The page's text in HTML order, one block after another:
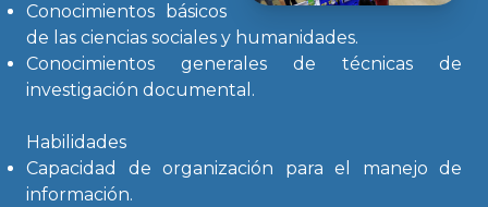
Conocimientos básicos
de las ciencias sociales y humanidades.
Conocimientos generales de técnicas de
investigación documental.
Habilidades
Capacidad de organización para el manejo de
información.